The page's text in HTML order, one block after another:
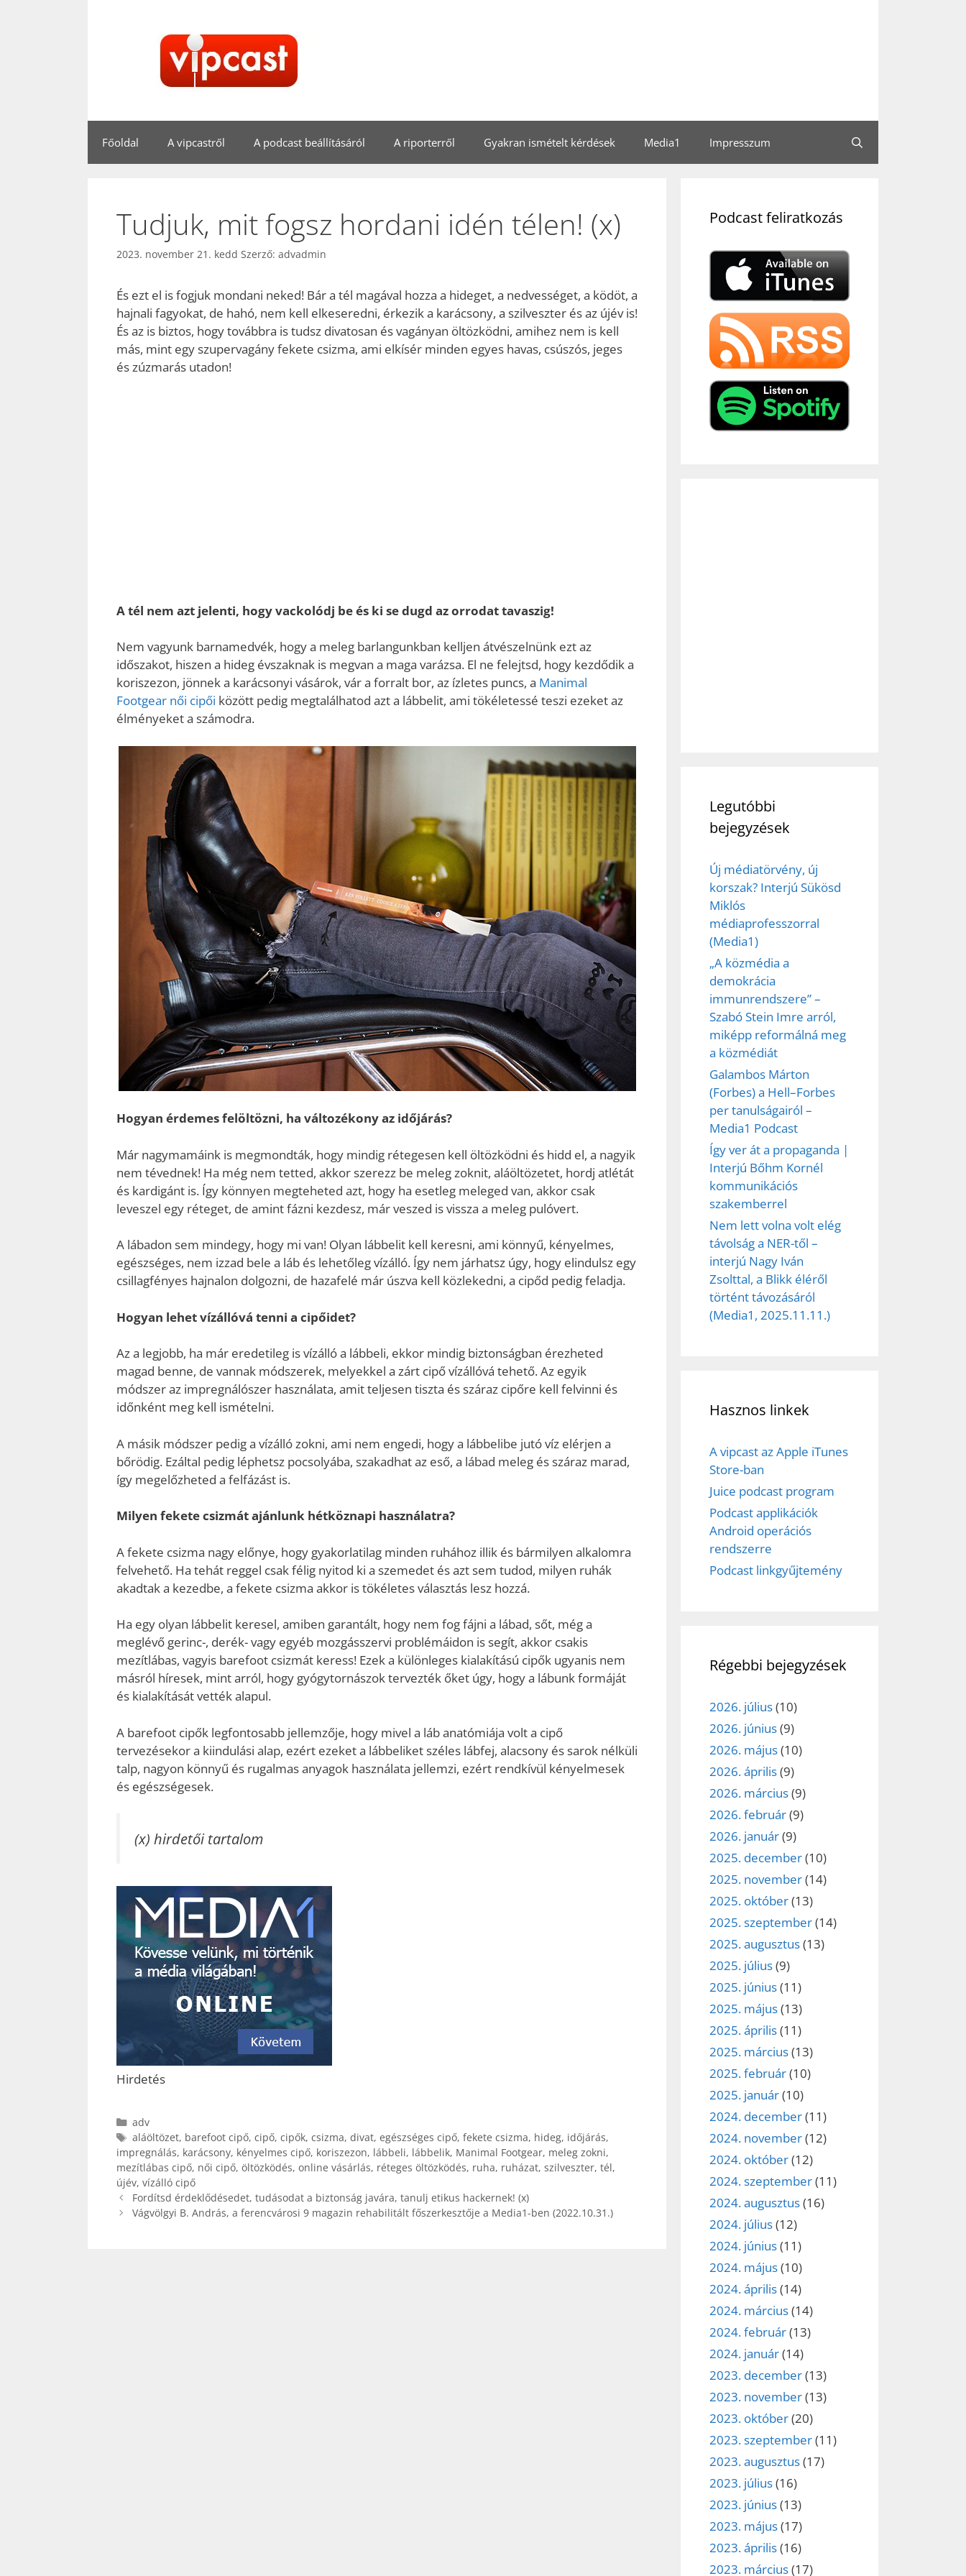
Főoldal A vipcastről A podcast beállításáról A riporterről Gyakran ismételt kérdések Media1 Impresszum
Tudjuk, mit fogsz hordani idén télen! (x)
2023. november 21. kedd Szerző: advadmin
És ezt el is fogjuk mondani neked! Bár a tél magával hozza a hideget, a nedvességet, a ködöt, a
hajnali fagyokat, de hahó, nem kell elkeseredni, érkezik a karácsony, a szilveszter és az újév is!
És az is biztos, hogy továbbra is tudsz divatosan és vagányan öltözködni, amihez nem is kell
más, mint egy szupervagány fekete csizma, ami elkísér minden egyes havas, csúszós, jeges
és zúzmarás utadon!
A tél nem azt jelenti, hogy vackolódj be és ki se dugd az orrodat tavaszig!
Nem vagyunk barnamedvék, hogy a meleg barlangunkban kelljen átvészelnünk ezt az
időszakot, hiszen a hideg évszaknak is megvan a maga varázsa. El ne felejtsd, hogy kezdődik a
koriszezon, jönnek a karácsonyi vásárok, vár a forralt bor, az ízletes puncs, a Manimal
Footgear női cipői között pedig megtalálhatod azt a lábbelit, ami tökéletessé teszi ezeket az
élményeket a számodra.
Hogyan érdemes felöltözni, ha változékony az időjárás?
Már nagymamáink is megmondták, hogy mindig rétegesen kell öltözködni és hidd el, a nagyik
nem tévednek! Ha még nem tetted, akkor szerezz be meleg zoknit, aláöltözetet, hordj atlétát
és kardigánt is. Így könnyen megteheted azt, hogy ha esetleg meleged van, akkor csak
leveszel egy réteget, de amint fázni kezdesz, már veszed is vissza a meleg pulóvert.
A lábadon sem mindegy, hogy mi van! Olyan lábbelit kell keresni, ami könnyű, kényelmes,
egészséges, nem izzad bele a láb és lehetőleg vízálló. Így nem járhatsz úgy, hogy elindulsz egy
csillagfényes hajnalon dolgozni, de hazafelé már úszva kell közlekedni, a cipőd pedig feladja.
Hogyan lehet vízállóvá tenni a cipőidet?
Az a legjobb, ha már eredetileg is vízálló a lábbeli, ekkor mindig biztonságban érezheted
magad benne, de vannak módszerek, melyekkel a zárt cipő vízállóvá tehető. Az egyik
módszer az impregnálószer használata, amit teljesen tiszta és száraz cipőre kell felvinni és
időnként meg kell ismételni.
A másik módszer pedig a vízálló zokni, ami nem engedi, hogy a lábbelibe jutó víz elérjen a
bőrödig. Ezáltal pedig léphetsz pocsolyába, szakadhat az eső, a lábad meleg és száraz marad,
így megelőzheted a felfázást is.
Milyen fekete csizmát ajánlunk hétköznapi használatra?
A fekete csizma nagy előnye, hogy gyakorlatilag minden ruhához illik és bármilyen alkalomra
felvehető. Ha tehát reggel csak félig nyitod ki a szemedet és azt sem tudod, milyen ruhák
akadtak a kezedbe, a fekete csizma akkor is tökéletes választás lesz hozzá.
Ha egy olyan lábbelit keresel, amiben garantált, hogy nem fog fájni a lábad, sőt, még a
meglévő gerinc-, derék- vagy egyéb mozgásszervi problémáidon is segít, akkor csakis
mezítlábas, vagyis barefoot csizmát keress! Ezek a különleges kialakítású cipők ugyanis nem
másról híresek, mint arról, hogy gyógytornászok tervezték őket úgy, hogy a lábunk formáját
és kialakítását vették alapul.
A barefoot cipők legfontosabb jellemzője, hogy mivel a láb anatómiája volt a cipő
tervezésekor a kiindulási alap, ezért ezeket a lábbeliket széles lábfej, alacsony és sarok nélküli
talp, nagyon könnyű és rugalmas anyagok használata jellemzi, ezért rendkívül kényelmesek
és egészségesek.
(x) hirdetői tartalom
Hirdetés
Kategória
adv
Címkék
aláöltözet, barefoot cipő, cipő, cipők, csizma, divat, egészséges cipő, fekete csizma, hideg, időjárás,
impregnálás, karácsony, kényelmes cipő, koriszezon, lábbeli, lábbelik, Manimal Footgear, meleg zokni,
mezítlábas cipő, női cipő, öltözködés, online vásárlás, réteges öltözködés, ruha, ruházat, szilveszter, tél,
újév, vízálló cipő
Fordítsd érdeklődésedet, tudásodat a biztonság javára, tanulj etikus hackernek! (x)
Vágvölgyi B. András, a ferencvárosi 9 magazin rehabilitált főszerkesztője a Media1-ben (2022.10.31.)
Podcast feliratkozás
Legutóbbi
bejegyzések
Új médiatörvény, új
korszak? Interjú Sükösd
Miklós
médiaprofesszorral
(Media1)
„A közmédia a
demokrácia
immunrendszere” –
Szabó Stein Imre arról,
miképp reformálná meg
a közmédiát
Galambos Márton
(Forbes) a Hell–Forbes
per tanulságairól –
Media1 Podcast
Így ver át a propaganda |
Interjú Bőhm Kornél
kommunikációs
szakemberrel
Nem lett volna volt elég
távolság a NER-től –
interjú Nagy Iván
Zsolttal, a Blikk éléről
történt távozásáról
(Media1, 2025.11.11.)
Hasznos linkek
A vipcast az Apple iTunes
Store-ban
Juice podcast program
Podcast applikációk
Android operációs
rendszerre
Podcast linkgyűjtemény
Régebbi bejegyzések
2026. július(10)
2026. június(9)
2026. május(10)
2026. április(9)
2026. március(9)
2026. február(9)
2026. január(9)
2025. december(10)
2025. november(14)
2025. október(13)
2025. szeptember(14)
2025. augusztus(13)
2025. július(9)
2025. június(11)
2025. május(13)
2025. április(11)
2025. március(13)
2025. február(10)
2025. január(10)
2024. december(11)
2024. november(12)
2024. október(12)
2024. szeptember(11)
2024. augusztus(16)
2024. július(12)
2024. június(11)
2024. május(10)
2024. április(14)
2024. március(14)
2024. február(13)
2024. január(14)
2023. december(13)
2023. november(13)
2023. október(20)
2023. szeptember(11)
2023. augusztus(17)
2023. július(16)
2023. június(13)
2023. május(17)
2023. április(16)
2023. március(17)